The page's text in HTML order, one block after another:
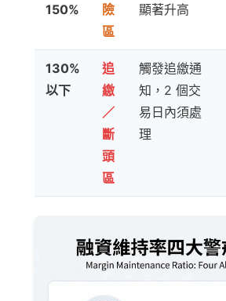
150%
險
區
顯著升高
130%
以下
追
繳
／
斷
頭
區
觸發追繳通
知，2 個交
易日內須處
理